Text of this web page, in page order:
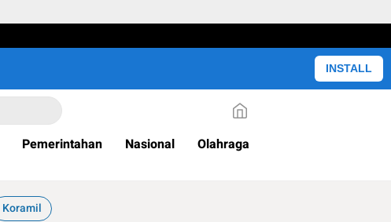
INSTALL
Pemerintahan Nasional Olahraga
Koramil